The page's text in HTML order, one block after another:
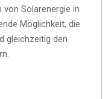
von Solarenergie in
Möglichkeit, die
gleichzeitig den